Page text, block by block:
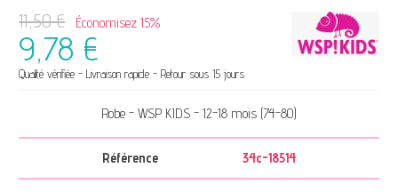
11,50 € Économisez 15%
9,78 €
Qualité vérifiée - Livraison rapide - Retour sous 15 jours
Robe - WSP KIDS - 12-18 mois (74-80)
Référence 34c-18514